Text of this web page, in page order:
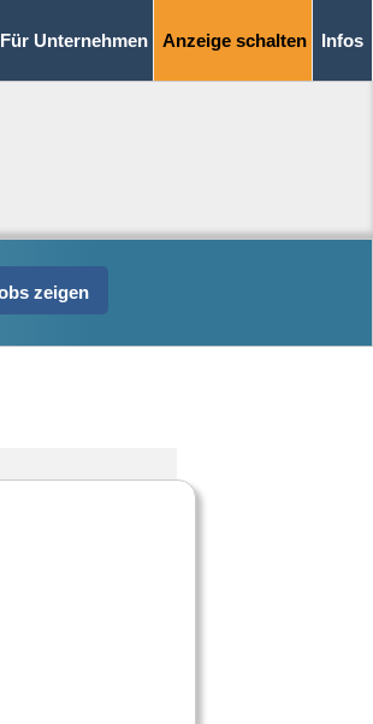
Für Unternehmen Anzeige schalten Infos